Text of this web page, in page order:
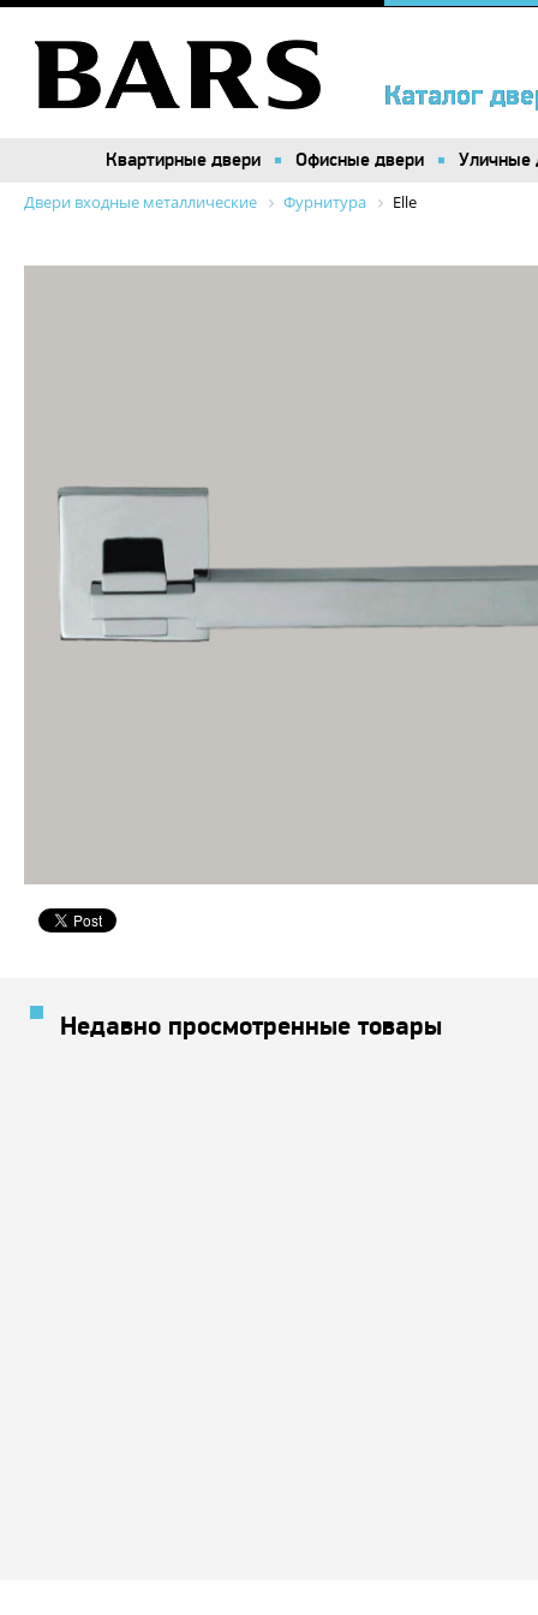
Каталог
Каталог
Квартирные двери Офисные двери Уличные
Квартирные двери Офисные двери Уличные
Двери входные металлические Фурнитура Elle
Недавно просмотренные товары